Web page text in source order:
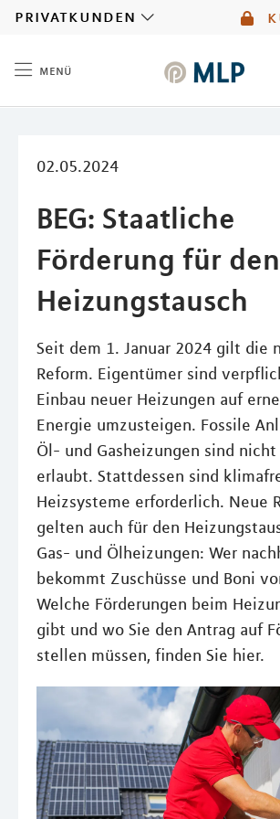
privatkunden
menü
02.05.2024
BEG: Staatliche
Förderung für den
Heizungstausch
Seit dem 1. Januar 2024 gilt die
Reform. Eigentümer sind
Einbau neuer Heizungen auf
Energie umzusteigen. Fossile
Öl- und Gasheizungen sind
erlaubt. Stattdessen sind
Heizsysteme erforderlich. Neue
gelten auch für den
Gas- und Ölheizungen: Wer
bekommt Zuschüsse und Boni
Welche Förderungen beim
gibt und wo Sie den Antrag auf
stellen müssen, finden Sie hier.